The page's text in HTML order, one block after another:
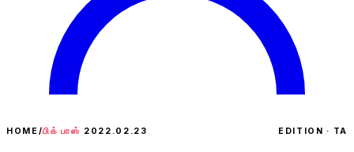
HOME/பிக் பாஸ் 2022.02.23 EDITION · TA